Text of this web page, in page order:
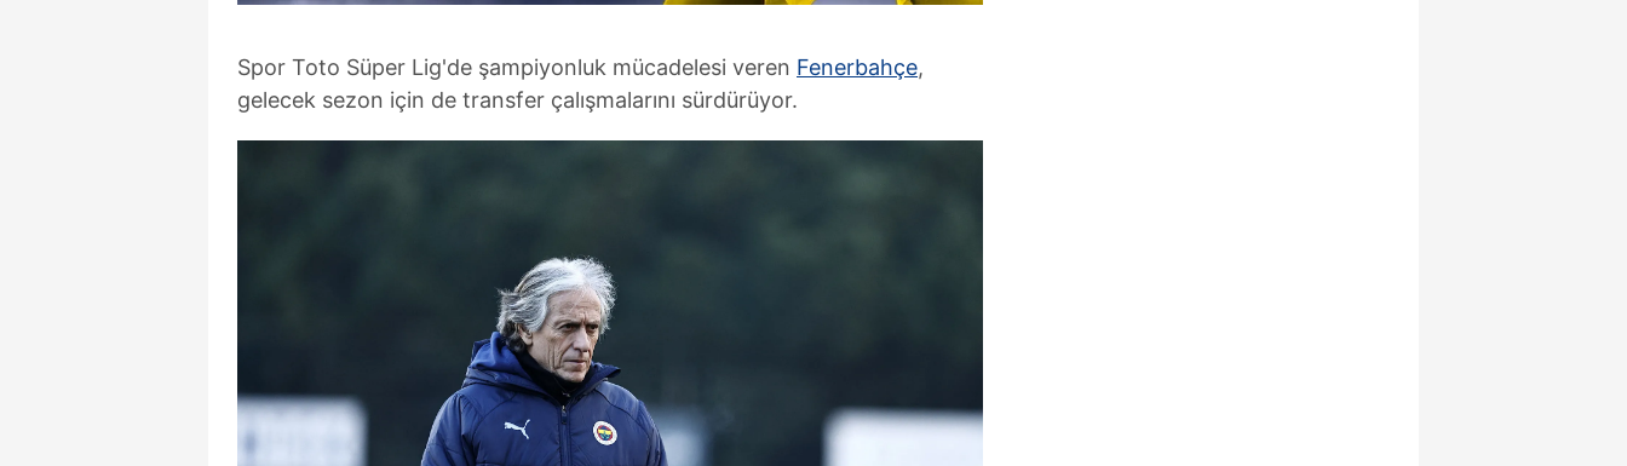
Spor Toto Süper Lig'de şampiyonluk mücadelesi veren Fenerbahçe,
gelecek sezon için de transfer çalışmalarını sürdürüyor.